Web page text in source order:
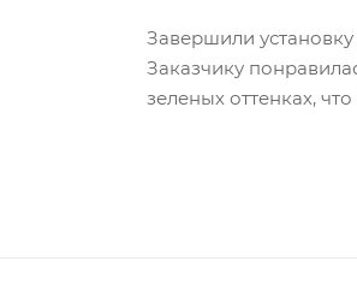
Завершили
Заказчику
зеленых оттенках,